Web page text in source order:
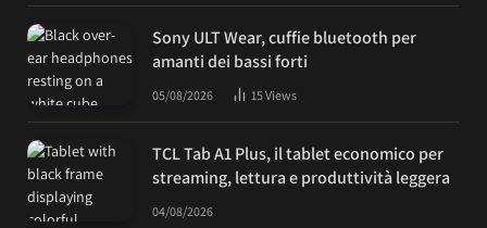
Sony ULT Wear, cuffie bluetooth per
amanti dei bassi forti
05/08/2026 15Views
TCL Tab A1 Plus, il tablet economico per
streaming, lettura e produttività leggera
04/08/2026